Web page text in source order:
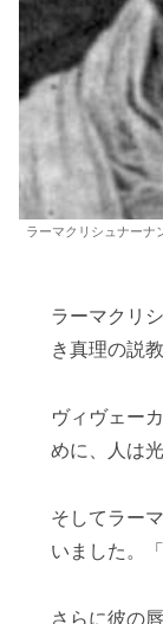
ラーマクリシュナーナ
ラーマクリ
き真理の説
ヴィヴェー
めに、人は
そしてラー
いました。
さらに彼の